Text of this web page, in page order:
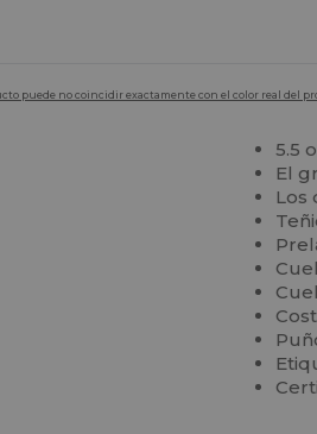
puede no coincidir exactamente con el color real del
5.5
El
Los